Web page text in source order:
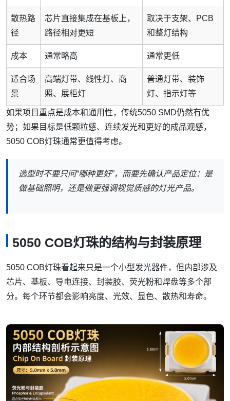
散热路
径
芯片直接集成在基板上，
路径相对更短
取决于支架、PCB
和整灯结构
成本 通常略高 通常更低
适合场
景
高端灯带、线性灯、商
照、展柜灯
普通灯带、装饰
灯、指示灯等
如果项目重点是成本和通用性，传统5050 SMD仍然有优
势；如果目标是低颗粒感、连续发光和更好的成品观感，
5050 COB灯珠通常更值得考虑。
选型时不要只问“哪种更好”，而要先确认产品定位：是
做基础照明，还是做更强调视觉质感的灯光产品。
5050 COB灯珠的结构与封装原理
5050 COB灯珠看起来只是一个小型发光器件，但内部涉及
芯片、基板、导电连接、封装胶、荧光粉和焊盘等多个部
分。每个环节都会影响亮度、光效、显色、散热和寿命。